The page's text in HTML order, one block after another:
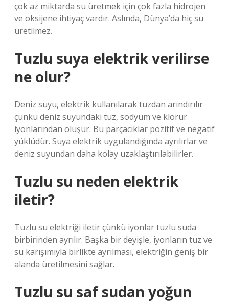
çok az miktarda su üretmek için çok fazla hidrojen
ve oksijene ihtiyaç vardır. Aslında, Dünya’da hiç su
üretilmez.
Tuzlu suya elektrik verilirse
ne olur?
Deniz suyu, elektrik kullanılarak tuzdan arındırılır
çünkü deniz suyundaki tuz, sodyum ve klorür
iyonlarından oluşur. Bu parçacıklar pozitif ve negatif
yüklüdür. Suya elektrik uygulandığında ayrılırlar ve
deniz suyundan daha kolay uzaklaştırılabilirler.
Tuzlu su neden elektrik
iletir?
Tuzlu su elektriği iletir çünkü iyonlar tuzlu suda
birbirinden ayrılır. Başka bir deyişle, iyonların tuz ve
su karışımıyla birlikte ayrılması, elektriğin geniş bir
alanda üretilmesini sağlar.
Tuzlu su saf sudan yoğun